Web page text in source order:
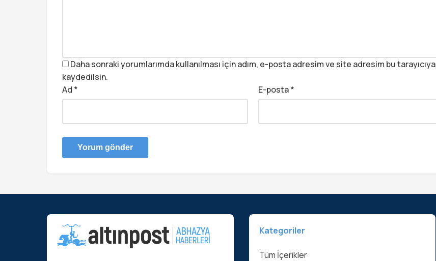
Daha sonraki yorumlarımda kullanılması için adım, e-posta adresim ve site adresim bu tarayıcıya
kaydedilsin.
Ad * E-posta*
Kategoriler
Tüm İçerikler